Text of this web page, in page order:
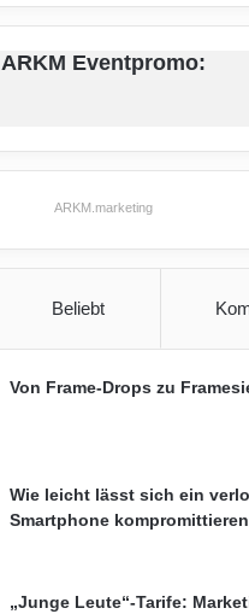
ARKM Eventpromo:
ARKM.marketing
Beliebt
Von Frame-Drops zu
Wie leicht lässt sich ein
Smartphone
„Junge Leute“-Tarife: